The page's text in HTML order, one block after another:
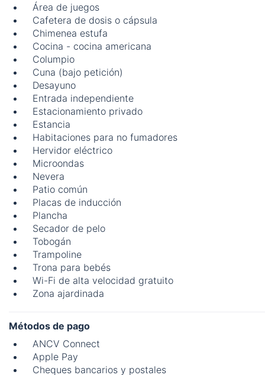
Área de juegos
Cafetera de dosis o cápsula
Chimenea estufa
Cocina - cocina americana
Columpio
Cuna (bajo petición)
Desayuno
Entrada independiente
Estacionamiento privado
Estancia
Habitaciones para no fumadores
Hervidor eléctrico
Microondas
Nevera
Patio común
Placas de inducción
Plancha
Secador de pelo
Tobogán
Trampoline
Trona para bebés
Wi-Fi de alta velocidad gratuito
Zona ajardinada
Métodos de pago
ANCV Connect
Apple Pay
Cheques bancarios y postales